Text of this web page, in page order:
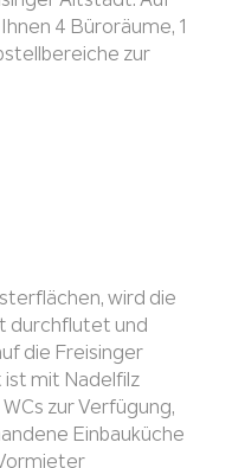
4 Büroräume, 1
zur
wird die
durchflutet und
die Freisinger
mit Nadelfilz
zur Verfügung,
Einbauküche